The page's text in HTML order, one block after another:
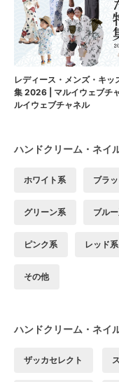
レディース・メンズ・キッ
集 2026 | マルイウェブチ
ルイウェブチャネル
ハンドクリーム・ネイ
ホワイト系 ブラ
グリーン系 ブル
ピンク系 レッド系
その他
ハンドクリーム・ネイ
ザッカセレクト